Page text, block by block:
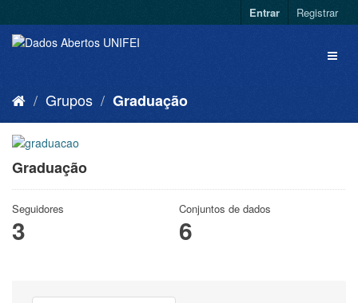
Entrar Registrar
Grupos Graduação
Graduação
Seguidores
3
Conjuntos de dados
6